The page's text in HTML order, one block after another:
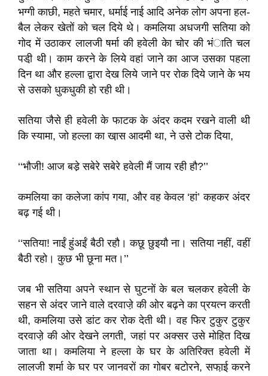
भग्गी काछी, महते चमार, धर्माई नाई आदि अनेक लोग अपना हल-
बैल लेकर खेतों को चल दिये थे। कमलिया अधजगी सतिया को
गोद में उठाकर लालजी षर्मा की हवेली केा चोर की भंाति चल
पडी़ थी। काम करने के लिये वहां जाने का आज उसका पहला
दिन था और हल्ला द्वारा देख लिये जाने पर रोक दिये जाने के भय
से उसको धुकधुकी हो रही थी।
सतिया जैसे ही हवेली के फाटक के अंदर कदम रखने वाली थी
कि स्यामा, जो हल्ला का खा़स आदमी था, ने उसे टोक दिया,
‘‘भौजी! आज बडे़ सबेरे सबेरे हवेली मैं जाय रही हौ?’’
कमलिया का कलेजा कांप गया, और वह केवल ‘हां’ कहकर अंदर
बढ़ गई थी।
‘‘सतिया! नाईं हुंअईं बैठी रहौ। कछू छुइयौ ना। सतिया नहीं, वहीं
बैठी रहो। कुछ भी छूना मत।’’
जब भी सतिया अपने स्थान से घुटनों के बल चलकर हवेली के
सहन से अंदर जाने वाले दरवाजे़ की ओर बढ़ने का प्रयत्न करती
थी, कमलिया उसे डांट कर रोक देती थी। वह फिर टुकुर टुकुर
दरवाजे़ की ओर देखने लगती, जहां पर अक्सर उसे मोहित दिख
जाता था। कमलिया ने हल्ला के घर के अतिरिक्त हवेली में
लालजी शर्मा के घर पर जानवरों का गोबर बटोरने, सफा़ई करने